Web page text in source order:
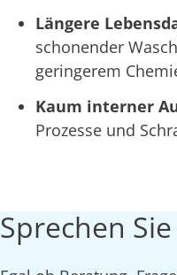
Längere
schonender
geringerem
Kaum interner
Prozesse und
Sprechen